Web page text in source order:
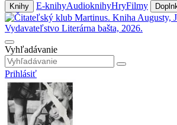
Knihy E-knihyAudioknihyHryFilmy
Vyhľadávanie
Prihlásiť